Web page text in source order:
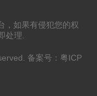
，如果有侵犯您的权
处理.
备案号： 粤ICP